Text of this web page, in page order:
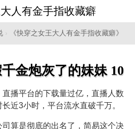
人有金手指收藏癖
› 《快穿之女王大人有金手指收藏癖》
金炮灰了的妹妹 10
播平台的下载量过亿，直播人数
近3小时，平台流水直破千万。
算是彻底的出名了，简易这个决